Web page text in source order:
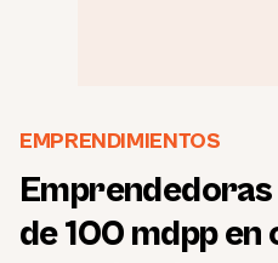
EMPRENDIMIENTOS
de 100 mdpp